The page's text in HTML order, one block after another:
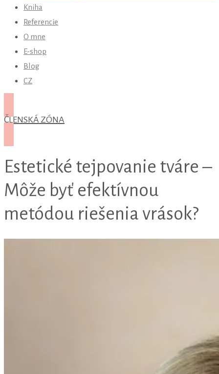
Kniha
Referencie
O mne
E-shop
Blog
CZ
ČLENSKÁ ZÓNA
Estetické tejpovanie tváre –
Môže byť efektívnou
metódou riešenia vrások?